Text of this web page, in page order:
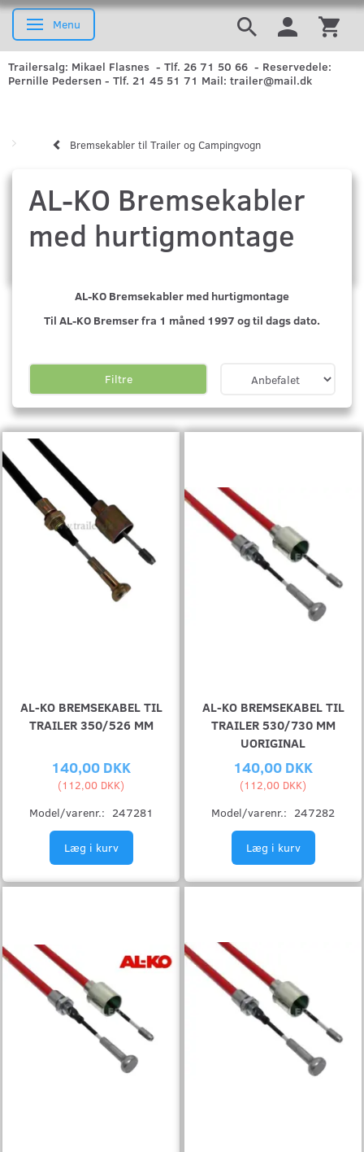
Skifte navigation
Menu
Trailersalg: Mikael Flasnes - Tlf. 26 71 50 66 - Reservedele:
Pernille Pedersen - Tlf. 21 45 51 71 Mail: trailer@mail.dk
Bremsekabler til Trailer og Campingvogn
AL-KO Bremsekabler
med hurtigmontage
AL-KO Bremsekabler med hurtigmontage
Til AL-KO Bremser fra 1 måned 1997 og til dags dato.
Filtre
AL-KO BREMSEKABEL TIL
TRAILER 350/526 MM
140,00 DKK
(112,00 DKK)
Model/varenr.: 247281
Læg i kurv
AL-KO BREMSEKABEL TIL
TRAILER 530/730 MM
UORIGINAL
140,00 DKK
(112,00 DKK)
Model/varenr.: 247282
Læg i kurv